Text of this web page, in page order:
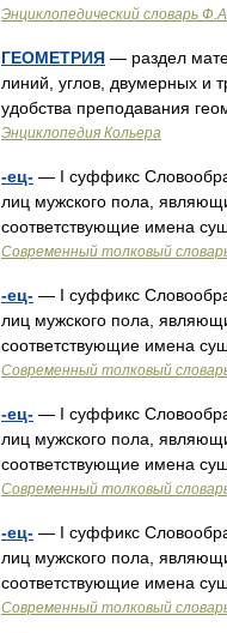
Энциклопедический словарь
ГЕОМЕТРИЯ — раздел
линий, углов, двумерных и
удобства преподавания
Энциклопедия Кольера
-ец- — I суффикс
лиц мужского пола,
соответствующие имена
Современный толковый
-ец- — I суффикс
лиц мужского пола,
соответствующие имена
Современный толковый
-ец- — I суффикс
лиц мужского пола,
соответствующие имена
Современный толковый
-ец- — I суффикс
лиц мужского пола,
соответствующие имена
Современный толковый